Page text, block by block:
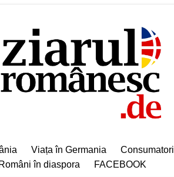
Viața în Germania Consumatori
Români în diaspora FACEBOOK